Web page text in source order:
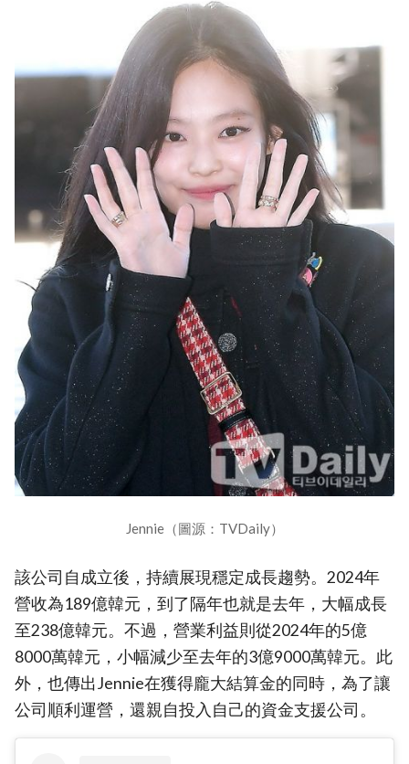
Jennie（圖源：TVDaily）
該公司自成立後，持續展現穩定成長趨勢。2024年
營收為189億韓元，到了隔年也就是去年，大幅成長
至238億韓元。不過，營業利益則從2024年的5億
8000萬韓元，小幅減少至去年的3億9000萬韓元。此
外，也傳出Jennie在獲得龐大結算金的同時，為了讓
公司順利運營，還親自投入自己的資金支援公司。